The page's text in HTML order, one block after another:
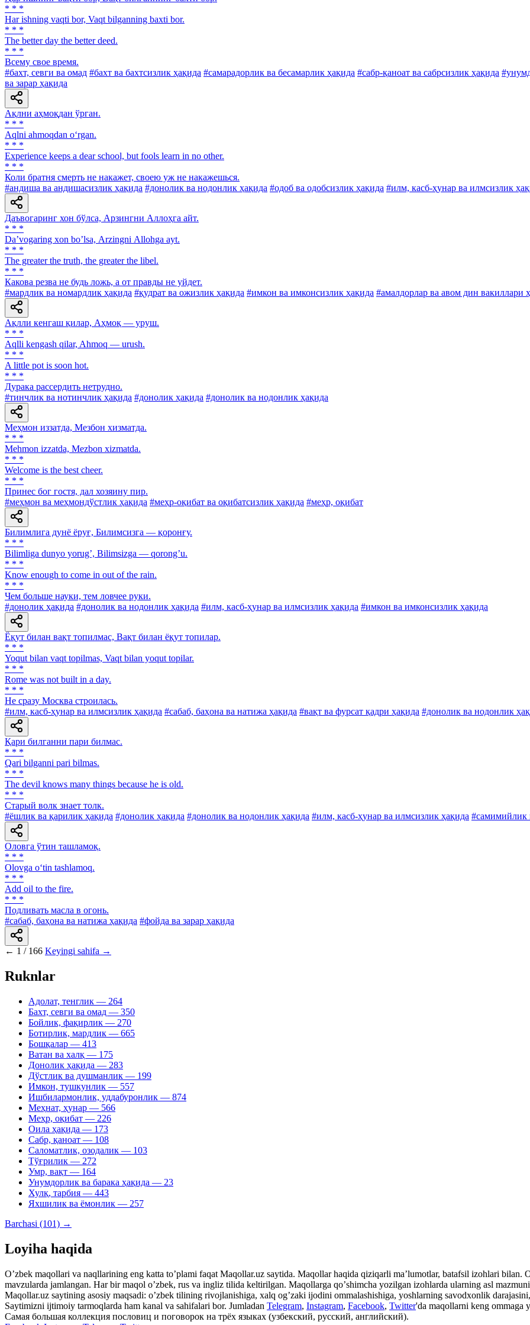
* * *
Har ishning vaqti bor, Vaqt bilganning baxti bor.
* * *
The better day the better deed.
* * *
Всему свое время.
#бахт, севги ва омад #бахт ва бахтсизлик ҳақида #самарадорлик ва бесамарлик ҳақида #сабр-қаноат ва сабрсизлик ҳақида
ва зарар ҳақида
Ақлни аҳмоқдан ўрган.
* * *
Aqlni ahmoqdan o‘rgan.
* * *
Experience keeps a dear school, but fools learn in no other.
* * *
Коли братня смерть не накажет, своею уж не накажешься.
#андиша ва андишасизлик ҳақида #донолик ва нодонлик ҳақида #одоб ва одобсизлик ҳақида #илм, касб-ҳунар ва илмсизлик
Даъвогаринг хон бўлса, Арзингни Аллоҳга айт.
* * *
Daʼvogaring xon boʼlsa, Аrzingni Аllohga ayt.
* * *
The greater the truth, the greater the libel.
* * *
Какова резва не будь ложь, а от правды не уйдет.
#мардлик ва номардлик ҳақида #қудрат ва ожизлик ҳақида #имкон ва имконсизлик ҳақида #амалдорлар ва авом дин вакиллари
Ақлли кенгаш қилар, Аҳмоқ — уруш.
* * *
Aqlli kengash qilar, Ahmoq — urush.
* * *
A little pot is soon hot.
* * *
Дурака рассердить нетрудно.
#тинчлик ва нотинчлик ҳақида #донолик ҳақида #донолик ва нодонлик ҳақида
Меҳмон иззатда, Мезбон хизматда.
* * *
Mehmon izzatda, Mezbon xizmatda.
* * *
Welcome is the best cheer.
* * *
Принес бог гостя, дал хозяину пир.
#меҳмон ва меҳмондўстлик ҳақида #меҳр-оқибат ва оқибатсизлик ҳақида #меҳр, оқибат
Билимлига дунё ёруғ, Билимсизга — қоронғу.
* * *
Bilimliga dunyo yorugʼ, Bilimsizga — qorongʼu.
* * *
Know enough to come in out of the rain.
* * *
Чем больше науки, тем ловчее руки.
#донолик ҳақида #донолик ва нодонлик ҳақида #илм, касб-ҳунар ва илмсизлик ҳақида #имкон ва имконсизлик ҳақида
Ёқут билан вақт топилмас, Вақт билан ёқут топилар.
* * *
Yoqut bilan vaqt topilmas, Vaqt bilan yoqut topilar.
* * *
Rome was not built in a day.
* * *
He сразу Москва строилась.
#илм, касб-ҳунар ва илмсизлик ҳақида #сабаб, баҳона ва натижа ҳақида #вақт ва фурсат қадри ҳақида #донолик ва нодонлик
Қари билганни пари билмас.
* * *
Qari bilganni pari bilmas.
* * *
The devil knows many things because he is old.
* * *
Старый волк знает толк.
#ёшлик ва қарилик ҳақида #донолик ҳақида #донолик ва нодонлик ҳақида #илм, касб-ҳунар ва илмсизлик ҳақида #самимийлик
Оловга ўтин ташламоқ.
* * *
Olovga o‘tin tashlamoq.
* * *
Add oil to the fire.
* * *
Подливать масла в огонь.
#сабаб, баҳона ва натижа ҳақида #фойда ва зарар ҳақида
← 1 / 166 Keyingi sahifa →
Ruknlar
Адолат, тенглик — 264
Бахт, севги ва омад — 350
Бойлик, фақирлик — 270
Ботирлик, мардлик — 665
Бошқалар — 413
Ватан ва халқ — 175
Донолик ҳақида — 283
Дўстлик ва душманлик — 199
Имкон, тушкунлик — 557
Ишбилармонлик, уддабуронлик — 874
Меҳнат, ҳунар — 566
Меҳр, оқибат — 226
Оила ҳақида — 173
Сабр, қаноат — 108
Саломатлик, озодалик — 103
Тўғрилик — 272
Умр, вақт — 164
Унумдорлик ва барака ҳақида — 23
Хулқ, тарбия — 443
Яхшилик ва ёмонлик — 257
Barchasi (101) →
Loyiha haqida
Oʼzbek maqollari va naqllarining eng katta toʼplami faqat Maqollar.uz saytida. Maqollar haqida qiziqarli maʼlumotlar, batafsil izohlari bilan.
mavzularda jamlangan. Har bir maqol oʼzbek, rus va ingliz tilida keltirilgan. Maqollarga qoʼshimcha yozilgan izohlarda ularning asl
Maqollar.uz saytining asosiy maqsadi: oʼzbek tilining rivojlanishiga, xalq ogʼzaki ijodini ommalashishiga, yoshlarning savodxonlik
Saytimizni ijtimoiy tarmoqlarda ham kanal va sahifalari bor. Jumladan Telegram, Instagram, Facebook, Twitter'da maqollarni keng ommaga
Самая большая коллекция пословиц и поговорок на трёх языках (узбекский, русский, английский).